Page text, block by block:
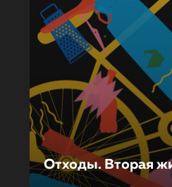
Отходы. Вторая